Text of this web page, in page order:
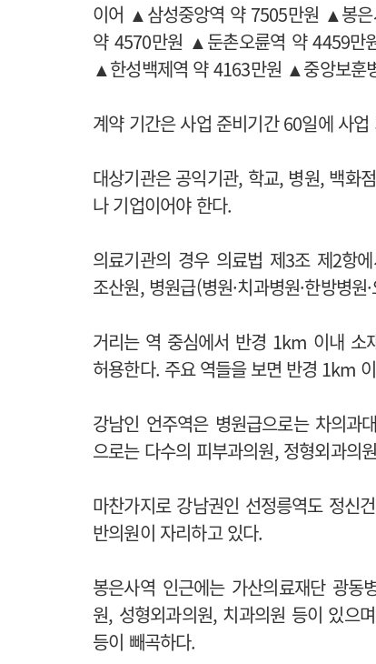
이어 ▲삼성중앙역 약 7505만원 ▲봉
약 4570만원 ▲둔촌오륜역 약 4459
▲한성백제역 약 4163만원 ▲중앙보훈
계약 기간은 사업 준비기간 60일에 사
대상기관은 공익기관, 학교, 병원, 백화
나 기업이어야 한다.
의료기관의 경우 의료법 제3조 제2항
조산원, 병원급(병원·치과병원·한방병
거리는 역 중심에서 반경 1km 이내
허용한다. 주요 역들을 보면 반경 1km
강남인 언주역은 병원급으로는 차의과
으로는 다수의 피부과의원, 정형외과의
마찬가지로 강남권인 선정릉역도 정신
반의원이 자리하고 있다.
봉은사역 인근에는 가산의료재단 광동
원, 성형외과의원, 치과의원 등이 있으
등이 빼곡하다.